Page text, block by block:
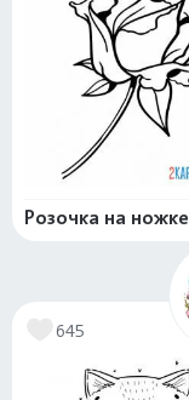
Розочка на ножке
645